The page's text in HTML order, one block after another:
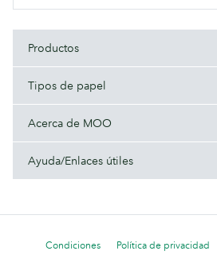
Productos
Tipos de papel
Acerca de MOO
Ayuda/Enlaces útiles
Condiciones Política de privacidad